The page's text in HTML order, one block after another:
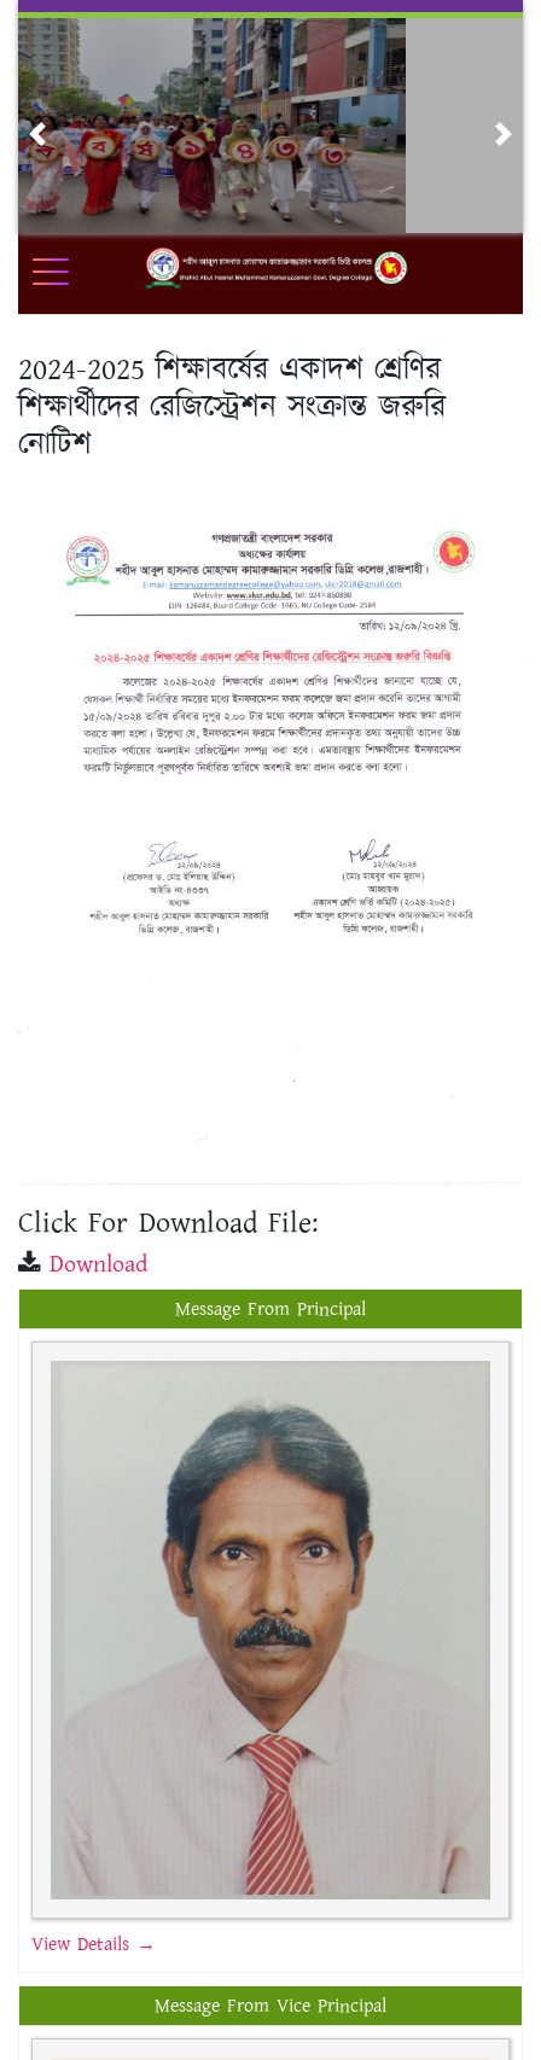
Skip
content
Previous
2024-2025 শিক্ষাবর্ষের একাদশ শ্রেণির
শিক্ষার্থীদের রেজিস্ট্রেশন সংক্রান্ত জরুরি
নোটিশ
Click For Download File:
Download
Message From Principal
View Details →
Message From Vice Principal